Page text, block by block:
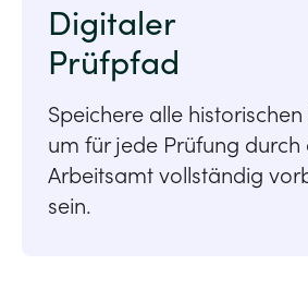
Digitaler
Prüfpfad
Speichere alle
um für jede Prüfung durch
Arbeitsamt vollständig
sein.